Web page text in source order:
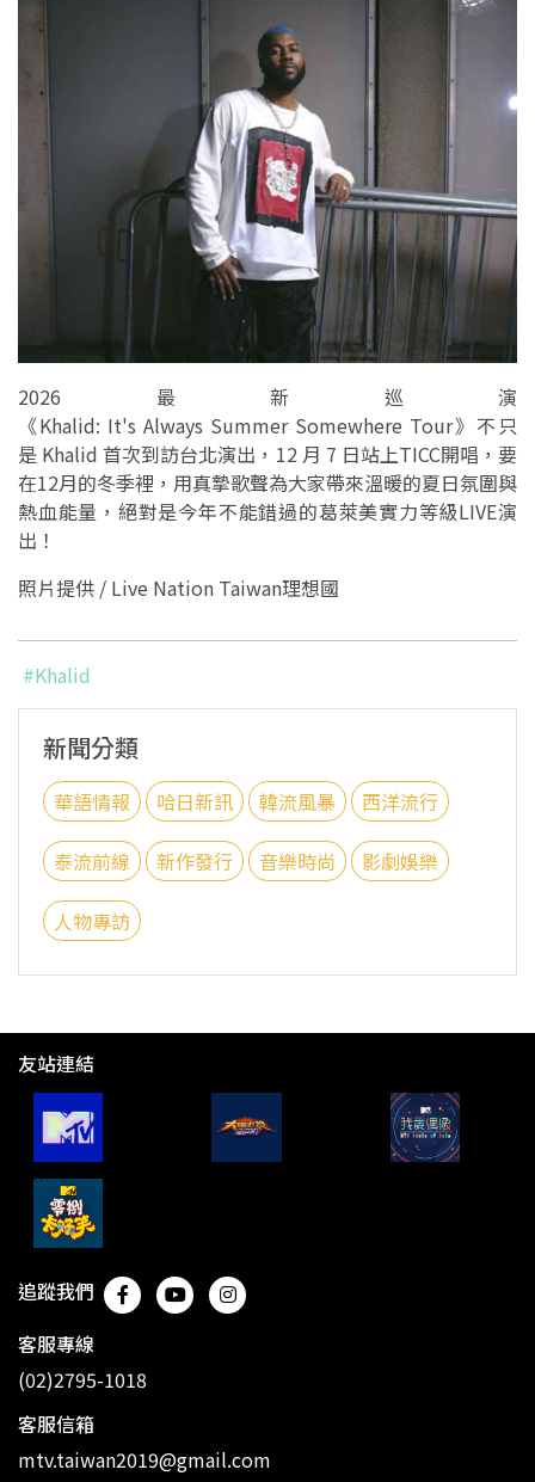
2026最新巡演
《Khalid: It's Always Summer Somewhere Tour》不只
是 Khalid 首次到訪台北演出，12 月 7 日站上TICC開唱，要
在12月的冬季裡，用真摯歌聲為大家帶來溫暖的夏日氛圍與
熱血能量，絕對是今年不能錯過的葛萊美實力等級LIVE演
出！
照片提供 / Live Nation Taiwan理想國
#Khalid
新聞分類
華語情報 哈日新訊 韓流風暴 西洋流行
泰流前線 新作發行 音樂時尚 影劇娛樂
人物專訪
友站連結
追蹤我們
客服專線
(02)2795-1018
客服信箱
mtv.taiwan2019@gmail.com